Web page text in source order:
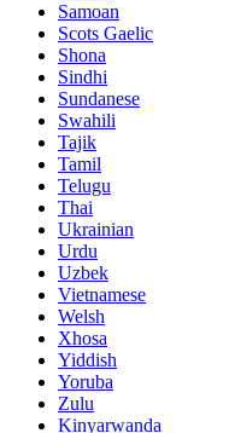
Samoan
Scots Gaelic
Shona
Sindhi
Sundanese
Swahili
Tajik
Tamil
Telugu
Thai
Ukrainian
Urdu
Uzbek
Vietnamese
Welsh
Xhosa
Yiddish
Yoruba
Zulu
Kinyarwanda